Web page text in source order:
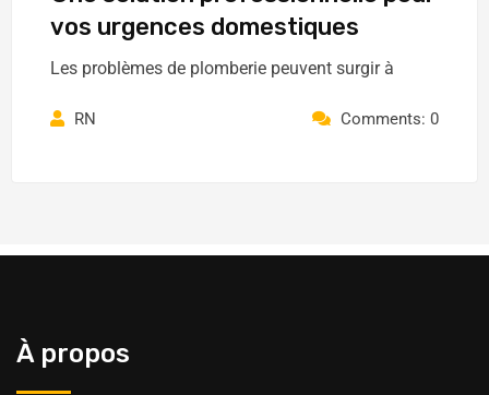
vos urgences domestiques
Les problèmes de plomberie peuvent surgir à
RN Comments: 0
À propos